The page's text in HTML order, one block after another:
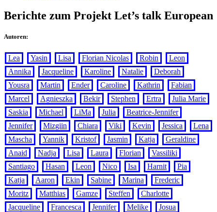
Berichte zum Projekt Let’s talk European
Autoren:
Lea Yasin Lisa Florian Nicolas Robin
Leon
Annika
Jacqueline Karoline Natalie
Deborah
Yousra
Martin Ender Caroline Kathrin
Fabian
Marcel
Agnieszka Bekir Stephen Ertra
Julia Marie
Saskia
Michael LiMa Julia
Beatrice-Jennifer
Jennifer
Mizgiin Chiara Viki Kevin Jessica
Lena
Mascha
Yannik Kristof Jasmin Katja
Geraldine
Anaid
Nadja Lisa Laura Florian
Vassiliki
Santiago
Hasan Leon Nico Isa Harnit
Pia
Katja
Aaron Ekin Sabine Marina
Frederic
Moritz
Matthias Gamze Steffen
Charlotte
Jacqueline
Francesca Jennifer Melike
Josua